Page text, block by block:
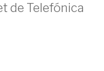
de Telefónica